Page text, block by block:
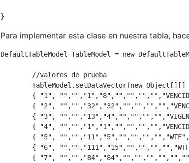
}
Para implementar esta clase en nuestra tabla,
DefaultTableModel TableModel = new
        //valores de prueba
TableModel.setDataVector(new Object[][]
{ "1",
{ "2",
{ "3",
{ "4",
{ "5",
{ "6",
{ "7",